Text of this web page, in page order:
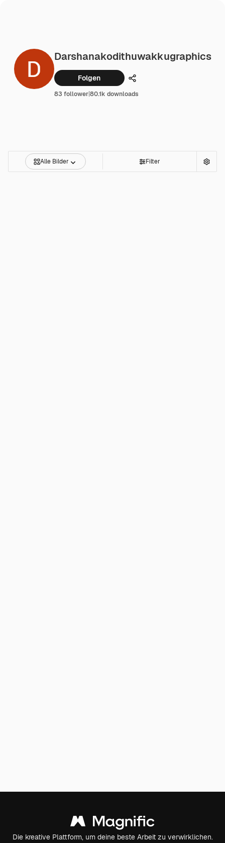
Darshanakodithuwakkugraphics
Folgen Teilen
83 follower|80.1k downloads
Alle Bilder Filter
Die kreative Plattform, um deine beste Arbeit zu verwirklichen.